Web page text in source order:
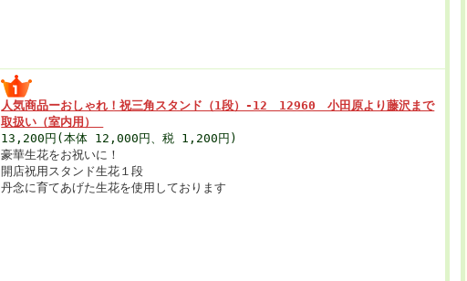
人気商品ーおしゃれ！祝三角スタンド（1段）-12 12960 小田原より藤沢まで
取扱い（室内用）
13,200円(本体 12,000円、税 1,200円)
豪華生花をお祝いに！
開店祝用スタンド生花１段
丹念に育てあげた生花を使用しております